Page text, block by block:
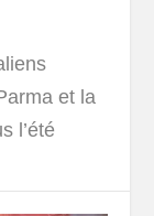
et la
l’été